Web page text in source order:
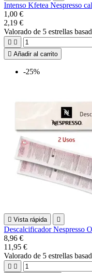
Intenso Kfetea Nespresso
1,00 €
2,19 €
Valorado de 5 estrellas
 
 Añadir al carrito
-25%
 Vista rápida 
Descalcificador Nespresso
8,96 €
11,95 €
Valorado de 5 estrellas
 